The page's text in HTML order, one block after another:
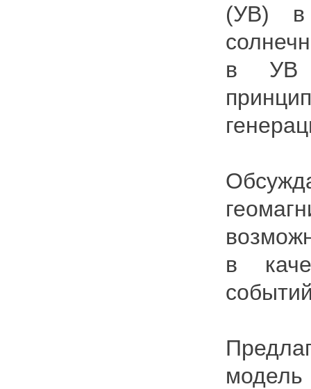
(УВ) в
в УВ
в